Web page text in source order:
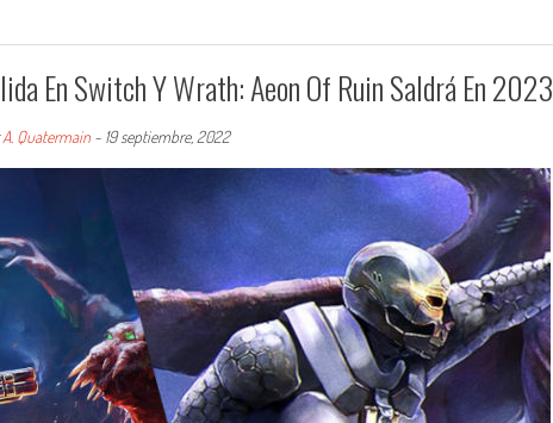
En Switch Y Wrath: Aeon Of Ruin Saldrá En 2023
A. Quatermain - 19 septiembre, 2022